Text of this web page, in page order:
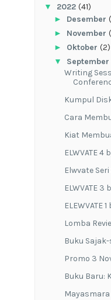
▼ 2022 (41)
► Desember
► November
► Oktober (2)
▼ September
Writing
Kumpul
Cara
Kiat
ELWVATE 4
Elwvate
ELWVATE 3
ELEWVATE
Lomba
Buku
Promo 3
Buku Baru:
Mayasmara